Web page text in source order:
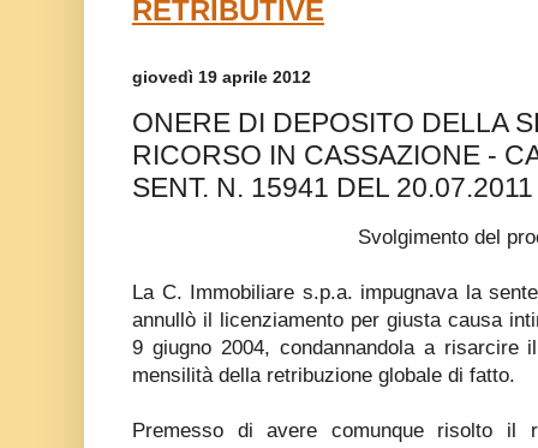
RETRIBUTIVE
giovedì 19 aprile 2012
ONERE DI DEPOSITO DELLA
RICORSO IN CASSAZIONE -
SENT. N. 15941 DEL 20.07.2011
Svolgimento del
La C. Immobiliare s.p.a. impugnava la
annullò il licenziamento per giusta causa
9 giugno 2004, condannandola a risarcire
mensilità della retribuzione globale di fatto.
Premesso di avere comunque risolto il